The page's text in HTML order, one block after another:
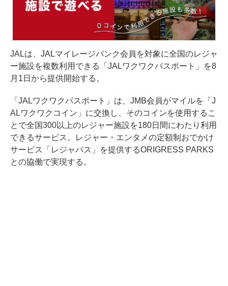
JALは、JALマイレージバンク会員を対象に全国のレジャ
ー施設を複数利用できる「JALワクワクパスポート」を8
月1日から提供開始する。
「JALワクワクパスポート」は、JMB会員がマイルを「J
ALワクワクコイン」に交換し、そのコインを使用するこ
とで全国300以上のレジャー施設を180日間にわたり利用
できるサービス。レジャー・エンタメの定額制おでかけ
サービス「レジャパス」を提供するORIGRESS PARKS
との協働で実現する。